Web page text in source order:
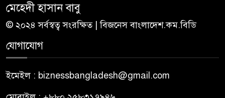
মেহেদী হাসান বাবু
© ২০২৪ সর্বস্বত্ব সংরক্ষিত | বিজনেস বাংলাদেশ.কম.বিডি
যোগাযোগ
ইমেইল : biznessbangladesh@gmail.com